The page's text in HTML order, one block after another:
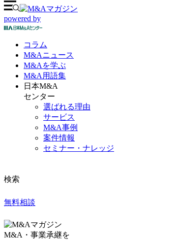
powered by
コラム
M&Aニュース
M&Aを学ぶ
M&A 用語集
日本M&A
センター
選ばれる理由
サービス
M&A事例
案件情報
セミナー・ナレッジ
検索
無料相談
M&A・事業承継を